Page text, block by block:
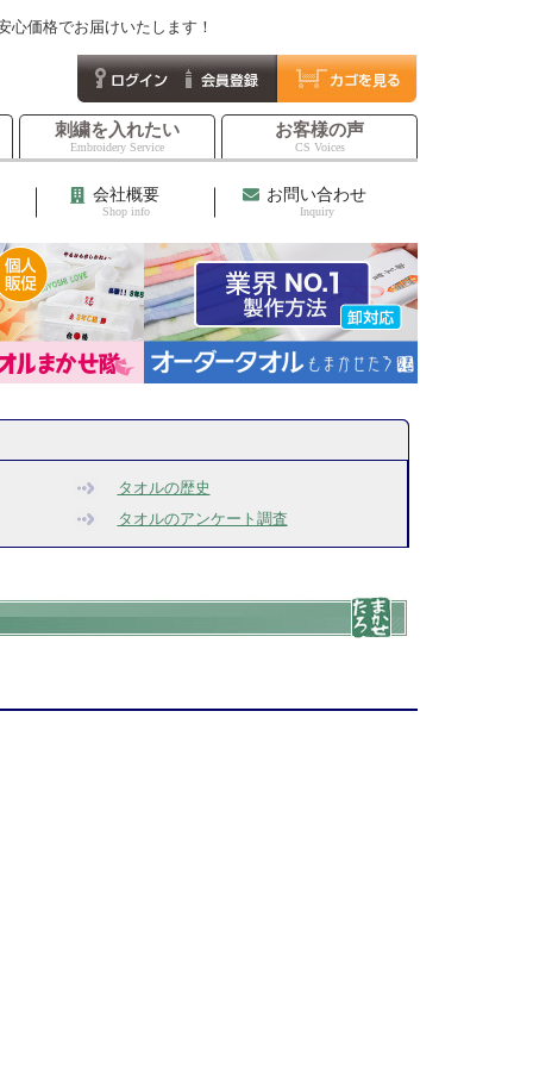
心価格でお届けいたします！
刺繍を入れたい
Embroidery Service
お客様の声
CS Voices
会社概要
Shop info
お問い合わせ
Inquiry
タオルの歴史
タオルのアンケート調査